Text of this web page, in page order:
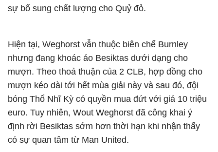
sự bổ sung chất lượng cho Quỷ đỏ.
Hiện tại, Weghorst vẫn thuộc biên chế Burnley
nhưng đang khoác áo Besiktas dưới dạng cho
mượn. Theo thoả thuận của 2 CLB, hợp đồng cho
mượn kéo dài tới hết mùa giải này và sau đó, đội
bóng Thổ Nhĩ Kỳ có quyền mua đứt với giá 10 triệu
euro. Tuy nhiên, Wout Weghorst đã công khai ý
định rời Besiktas sớm hơn thời hạn khi nhận thấy
có sự quan tâm từ Man United.